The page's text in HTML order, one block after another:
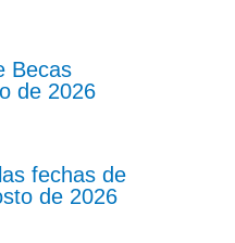
Becas
de 2026
fechas de
de 2026